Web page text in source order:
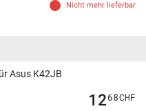
Nicht mehr lieferbar
Asus K42JB
1268CHF